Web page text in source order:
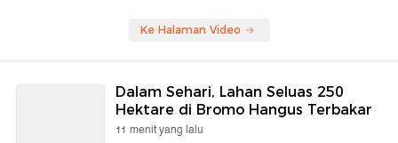
Ke Halaman Video
Dalam Sehari, Lahan Seluas 250
Hektare di Bromo Hangus Terbakar
11 menit yang lalu